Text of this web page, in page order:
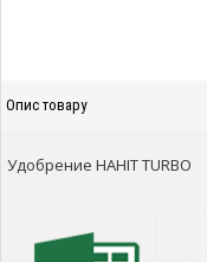
Опис товару
Удобрение HAHIT TURBO